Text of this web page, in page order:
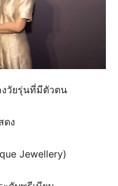
งวัยรุ่นที่มีตัวตน
ดง
Jewellery)